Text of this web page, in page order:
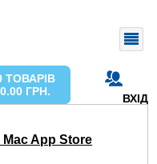
ВХІД
ТОВАРІВ
0.00 ГРН.
App Store